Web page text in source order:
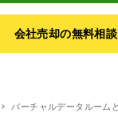
会社売却の無料相談
バーチャルデータルーム